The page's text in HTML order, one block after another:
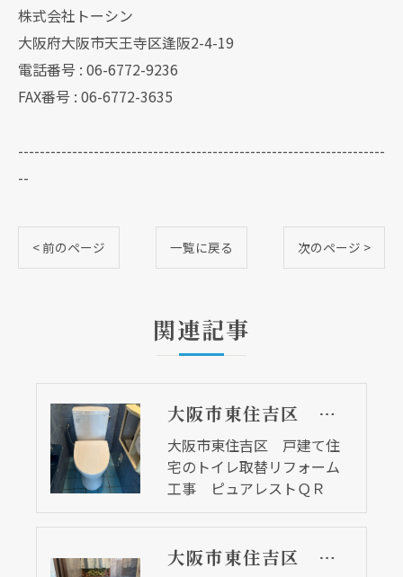
株式会社トーシン
大阪府大阪市天王寺区逢阪2-4-19
電話番号 : 06-6772-9236
FAX番号 : 06-6772-3635
--------------------------------------------------------------------
--
< 前のページ 一覧に戻る 次のページ >
関連記事
大阪市東住吉区 戸建て住宅のトイレ取替リフォーム工事 ピュアレストＱＲ
大阪市東住吉区 戸建て住
宅のトイレ取替リフォーム
工事 ピュアレストＱＲ
大阪市東住吉区 戸建て住宅の戸建て住宅のトイレ取替リフォーム工事 ピュアレストＱＲ